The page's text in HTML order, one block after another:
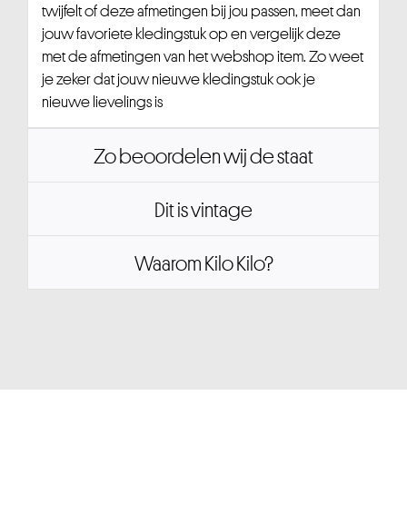
twijfelt of deze afmetingen bij jou passen, meet dan
jouw favoriete kledingstuk op en vergelijk deze
met de afmetingen van het webshop item. Zo weet
je zeker dat jouw nieuwe kledingstuk ook je
nieuwe lievelings is
Zo beoordelen wij de staat
Dit is vintage
Waarom Kilo Kilo?